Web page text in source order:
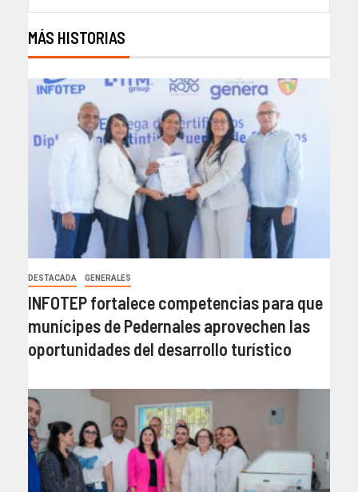
MÁS HISTORIAS
DESTACADA GENERALES
INFOTEP fortalece competencias para que
munícipes de Pedernales aprovechen las
oportunidades del desarrollo turístico